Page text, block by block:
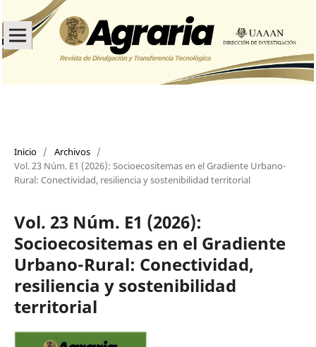
Inicio / Archivos /
Vol. 23 Núm. E1 (2026): Socioecositemas en el Gradiente Urbano-
Rural: Conectividad, resiliencia y sostenibilidad territorial
Vol. 23 Núm. E1 (2026):
Socioecositemas en el Gradiente
Urbano-Rural: Conectividad,
resiliencia y sostenibilidad
territorial